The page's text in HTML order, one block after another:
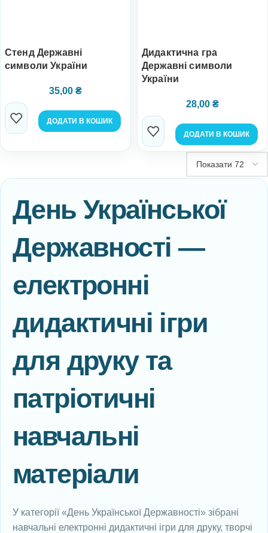
Стенд Державні
символи України
35,00 ₴
ДОДАТИ В КОШИК
Дидактична гра
Державні символи
України
28,00 ₴
ДОДАТИ В КОШИК
День Української
Державності —
електронні
дидактичні ігри
для друку та
патріотичні
навчальні
матеріали
У категорії «День Української Державності» зібрані
навчальні електронні дидактичні ігри для друку, творчі